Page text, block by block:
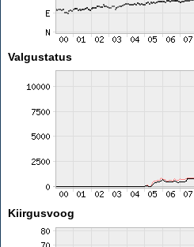
Valgustatus
Kiirgusvoog